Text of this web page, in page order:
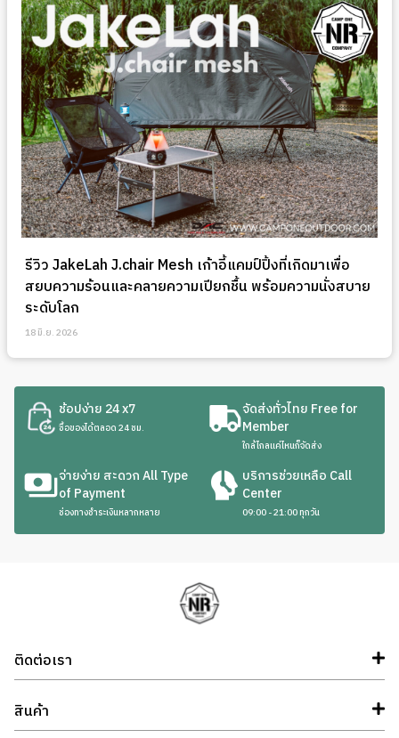
รีวิว JakeLah J.chair Mesh เก้าอี้แคมป์ปิ้งที่เกิดมาเพื่อ
สยบความร้อนและคลายความเปียกชื้น พร้อมความนั่งสบาย
ระดับโลก
18 มิ.ย. 2026
ช้อปง่าย 24 x7
ซื้อของได้ตลอด 24 ชม.
จัดส่งทั่วไทย Free for
Member
ใกล้ไกลแค่ไหนก็จัดส่ง
จ่ายง่าย สะดวก All Type
of Payment
ช่องทางชำระเงินหลากหลาย
บริการช่วยเหลือ Call
Center
09:00 - 21:00 ทุกวัน
ติดต่อเรา
สินค้า